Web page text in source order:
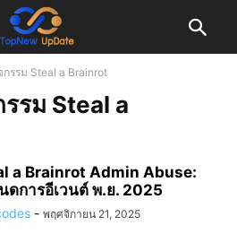
รรม Steal a Brainrot
รม Steal a
a Brainrot Admin Abuse:
ดการอีเวนต์ พ.ย. 2025
- พฤศจิกายน 21, 2025